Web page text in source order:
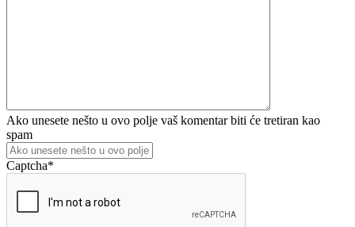
Ako unesete nešto u ovo polje vaš komentar biti će tretiran kao
spam
Captcha*